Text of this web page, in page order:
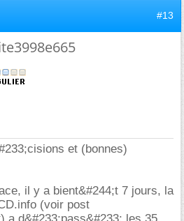
#13
et (bonnes)
il y a bient&#244;t 7 jours, la
(voir post